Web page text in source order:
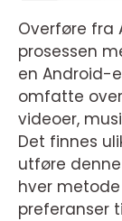
Overføre fra
prosessen
en Android-
omfatte
videoer,
Det finnes
utføre
hver
preferanser